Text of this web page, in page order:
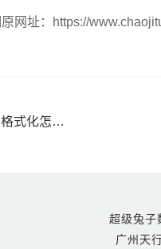
网址：https://
示格式化数据恢复的方法)
超级兔
广州天